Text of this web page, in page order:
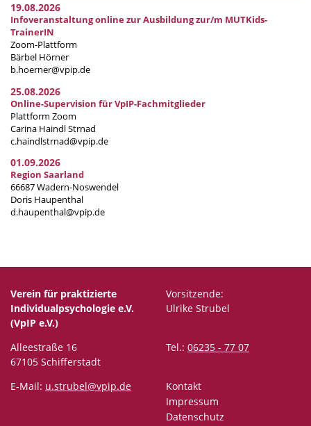
19.08.2026
Infoveranstaltung online zur Ausbildung zur/m MUTKids-
TrainerIN
Zoom-Plattform
Bärbel Hörner
b.hoerner@vpip.de
25.08.2026
Online-Supervision für VpIP-Fachmitglieder
Plattform Zoom
Carina Haindl Strnad
c.haindlstrnad@vpip.de
01.09.2026
Region Saarland
66687 Wadern-Noswendel
Doris Haupenthal
d.haupenthal@vpip.de
Verein für praktizierte
Individualpsychologie e.V.
(VpIP e.V.)
Vorsitzende:
Ulrike Strubel
Alleestraße 16
67105 Schifferstadt
Tel.: 06235 - 77 07
E-Mail: u.strubel@vpip.de
Kontakt
Impressum
Datenschutz